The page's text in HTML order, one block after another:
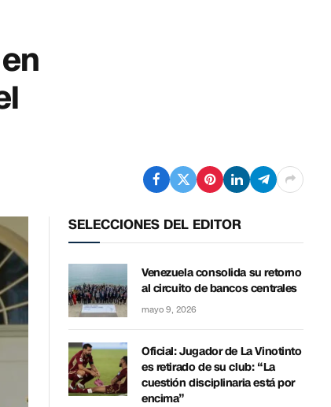
SELECCIONES DEL EDITOR
Venezuela consolida su retorno
al circuito de bancos centrales
mayo 9, 2026
Oficial: Jugador de La Vinotinto
es retirado de su club: “La
cuestión disciplinaria está por
encima”